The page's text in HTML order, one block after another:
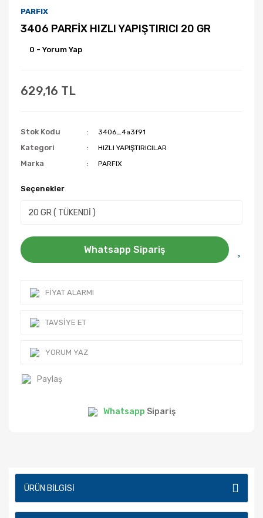
PARFIX
3406 PARFİX HIZLI YAPIŞTIRICI 20 GR
0 - Yorum Yap
629,16 TL
Stok Kodu 3406_4a3f91
Kategori HIZLI YAPIŞTIRICILAR
Marka PARFIX
Seçenekler
Whatsapp Sipariş
FIYAT ALARMI
TAVSIYE ET
YORUM YAZ
Paylaş
Whatsapp Sipariş
ÜRÜN BILGISI